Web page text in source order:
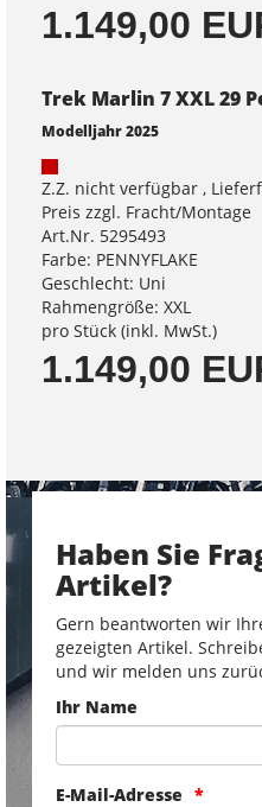
1.149,00
Trek Marlin 7 XXL 29
Modelljahr 2025
Z.Z. nicht verfügbar ,
Preis zzgl. Fracht/Montage
Art.Nr. 5295493
Farbe: PENNYFLAKE
Geschlecht: Uni
Rahmengröße: XXL
pro Stück (inkl. MwSt.)
1.149,00
Haben Sie
Artikel?
Gern beantworten wir
gezeigten Artikel.
und wir melden uns
Ihr Name
E-Mail-Adresse